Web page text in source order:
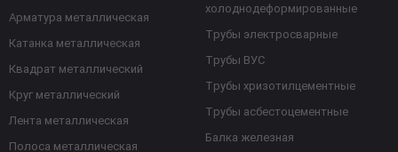
Арматура металлическая
Катанка металлическая
Квадрат металлический
Круг металлический
Лента металлическая
Полоса металлическая
холоднодеформированные
Трубы электросварные
Трубы ВУС
Трубы хризотилцементные
Трубы асбестоцементные
Балка железная